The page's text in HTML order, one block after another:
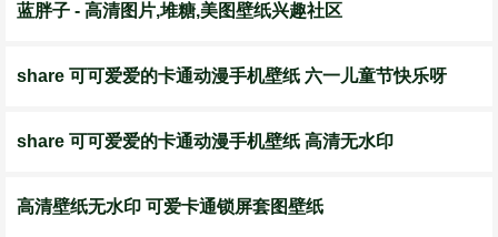
蓝胖子 - 高清图片,堆糖,美图壁纸兴趣社区
share 可可爱爱的卡通动漫手机壁纸 六一儿童节快乐呀
share 可可爱爱的卡通动漫手机壁纸 高清无水印
高清壁纸无水印 可爱卡通锁屏套图壁纸